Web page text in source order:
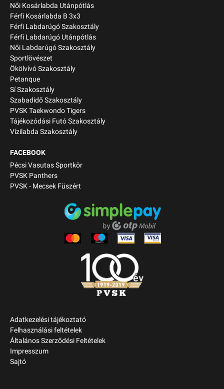
Női Kosárlabda Utánpótlás
Férfi Kosárlabda B 3x3
Férfi Labdarúgó Szakosztály
Férfi Labdarúgó Utánpótlás
Női Labdarúgó Szakosztály
Sportlövészet
Ökölvívó Szakosztály
Petanque
Sí Szakosztály
Szabadidő Szakosztály
PVSK Taekwondo Tigers
Tájékozódási Futó Szakosztály
Vízilabda Szakosztály
FACEBOOK
Pécsi Vasutas Sportkör
PVSK Panthers
PVSK - Mecsek Füszért
Adatkezelési tájékoztató
Felhasználási feltételek
Általános Szerződési Feltételek
Impresszum
Sajtó